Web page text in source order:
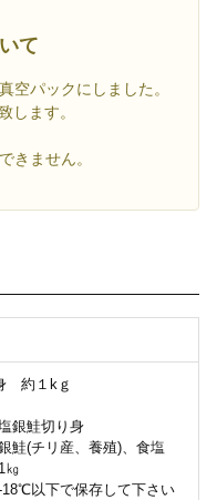
て
空パックにしました。
します。
きません。
約１kｇ
鮭切り身
鮭(チリ産、養殖)、食塩
以下で保存して下さい